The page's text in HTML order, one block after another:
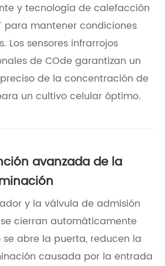
y tecnología de calefacción
para mantener condiciones
Los sensores infrarrojos
de COde garantizan un
de la concentración de
un cultivo celular óptimo.
avanzada de la
y la válvula de admisión
cierran automáticamente
abre la puerta, reducen la
causada por la entrada